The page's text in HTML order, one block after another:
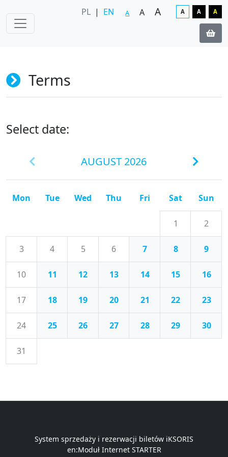
PL | EN A A A A A A
Terms
Select date:
AUGUST 2026
Mon Tue Wed Thu Fri Sat Sun
1 2
3 4 5 6 7 8 9
10 11 12 13 14 15 16
17 18 19 20 21 22 23
24 25 26 27 28 29 30
31
System sprzedaży i rezerwacji biletów iKSORIS
en:Moduł Internet STARTER